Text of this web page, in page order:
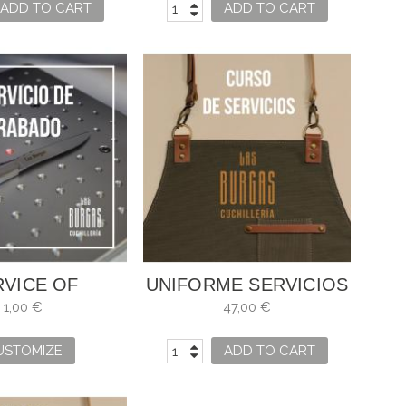
ADD TO CART ADD TO CART
OF
1,00 €
UNIFORME SERVICIOS
ALLER
47,00 €
ADD TO CART